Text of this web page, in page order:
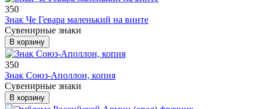
350
Знак Че Гевара маленький на винте
Сувенирные знаки
В корзину
350
Знак Союз-Аполлон, копия
Сувенирные знаки
В корзину